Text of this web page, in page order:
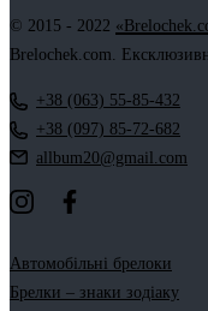
© 2015 - 2022
Brelochek.com.
+38 (063) 55-85-432
+38 (097) 85-72-682
allbum20@gmail.com
Автомобільні брелоки
Брелки – знаки зодіаку